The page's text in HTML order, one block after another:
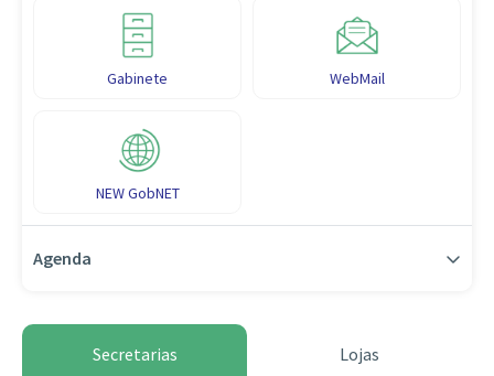
Gabinete WebMail
NEW GobNET
Agenda
Secretarias
Lojas